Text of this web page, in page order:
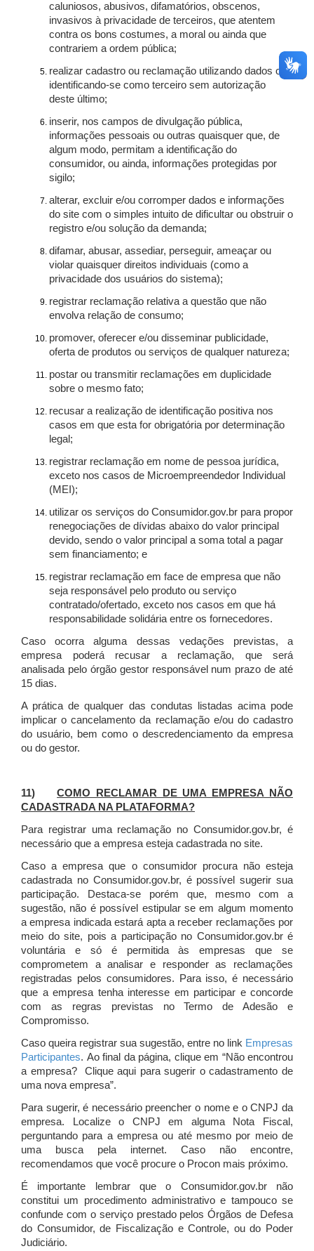
caluniosos, abusivos, difamatórios, obscenos,
invasivos à privacidade de terceiros, que atentem
contra os bons costumes, a moral ou ainda que
contrariem a ordem pública;
realizar cadastro ou reclamação utilizando dados ou
identificando-se como terceiro sem autorização
deste último;
inserir, nos campos de divulgação pública,
informações pessoais ou outras quaisquer que, de
algum modo, permitam a identificação do
consumidor, ou ainda, informações protegidas por
sigilo;
alterar, excluir e/ou corromper dados e informações
do site com o simples intuito de dificultar ou obstruir o
registro e/ou solução da demanda;
difamar, abusar, assediar, perseguir, ameaçar ou
violar quaisquer direitos individuais (como a
privacidade dos usuários do sistema);
registrar reclamação relativa a questão que não
envolva relação de consumo;
promover, oferecer e/ou disseminar publicidade,
oferta de produtos ou serviços de qualquer natureza;
postar ou transmitir reclamações em duplicidade
sobre o mesmo fato;
recusar a realização de identificação positiva nos
casos em que esta for obrigatória por determinação
legal;
registrar reclamação em nome de pessoa jurídica,
exceto nos casos de Microempreendedor Individual
(MEI);
utilizar os serviços do Consumidor.gov.br para propor
renegociações de dívidas abaixo do valor principal
devido, sendo o valor principal a soma total a pagar
sem financiamento; e
registrar reclamação em face de empresa que não
seja responsável pelo produto ou serviço
contratado/ofertado, exceto nos casos em que há
responsabilidade solidária entre os fornecedores.
Caso ocorra alguma dessas vedações previstas, a
empresa poderá recusar a reclamação, que será
analisada pelo órgão gestor responsável num prazo de até
15 dias.
A prática de qualquer das condutas listadas acima pode
implicar o cancelamento da reclamação e/ou do cadastro
do usuário, bem como o descredenciamento da empresa
ou do gestor.
11)COMO RECLAMAR DE UMA EMPRESA NÃO
CADASTRADA NA PLATAFORMA?
Para registrar uma reclamação no Consumidor.gov.br, é
necessário que a empresa esteja cadastrada no site.
Caso a empresa que o consumidor procura não esteja
cadastrada no Consumidor.gov.br, é possível sugerir sua
participação. Destaca-se porém que, mesmo com a
sugestão, não é possível estipular se em algum momento
a empresa indicada estará apta a receber reclamações por
meio do site, pois a participação no Consumidor.gov.br é
voluntária e só é permitida às empresas que se
comprometem a analisar e responder as reclamações
registradas pelos consumidores. Para isso, é necessário
que a empresa tenha interesse em participar e concorde
com as regras previstas no Termo de Adesão e
Compromisso.
Caso queira registrar sua sugestão, entre no link Empresas
Participantes. Ao final da página, clique em “Não encontrou
a empresa? Clique aqui para sugerir o cadastramento de
uma nova empresa”.
Para sugerir, é necessário preencher o nome e o CNPJ da
empresa. Localize o CNPJ em alguma Nota Fiscal,
perguntando para a empresa ou até mesmo por meio de
uma busca pela internet. Caso não encontre,
recomendamos que você procure o Procon mais próximo.
É importante lembrar que o Consumidor.gov.br não
constitui um procedimento administrativo e tampouco se
confunde com o serviço prestado pelos Órgãos de Defesa
do Consumidor, de Fiscalização e Controle, ou do Poder
Judiciário.